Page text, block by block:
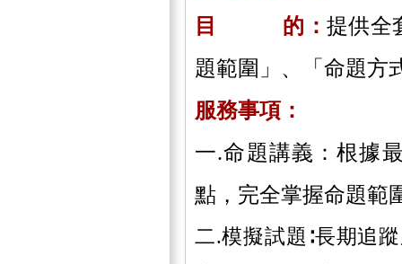
目 的： 提供全
題範圍」、「命題方
服務事項：
一.命題講義：根據
點，完全掌握命題範
二.模擬試題∶長期追